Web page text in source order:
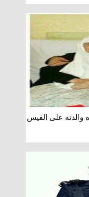
والدته على الفيس